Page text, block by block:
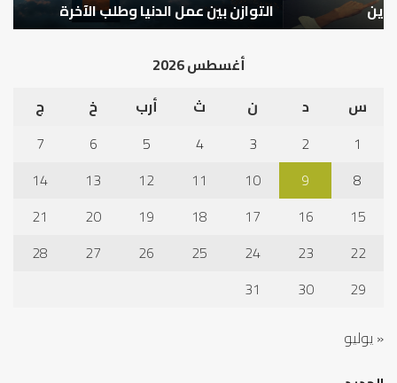
التوازن بين عمل الدنيا وطلب الآخرة
أغسطس 2026
س
د ن ث أرب خ
ج
1
2
3
4
5
6
7
8
9
10
11
12
13
14
15
16
17
18
19
20
21
22
23
24
25
26
27
28
29
30
31
« يوليو